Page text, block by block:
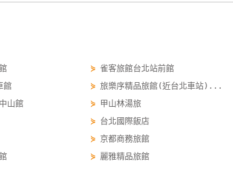
⋟ 雀客旅館台北站前館
館 ⋟ 旅樂序精品旅館(近台北車站)...
山館 ⋟ 甲山林湯旅
⋟ 台北國際飯店
⋟ 京都商務旅館
⋟ 麗雅精品旅館